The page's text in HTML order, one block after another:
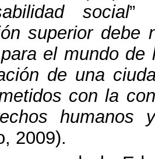
social”
superior debe
el mundo
de una
con la
humanos
2009).